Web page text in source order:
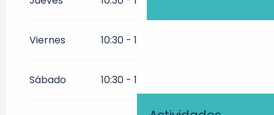
Viernes 10:30 - 13:30
Sábado 10:30 - 13:30